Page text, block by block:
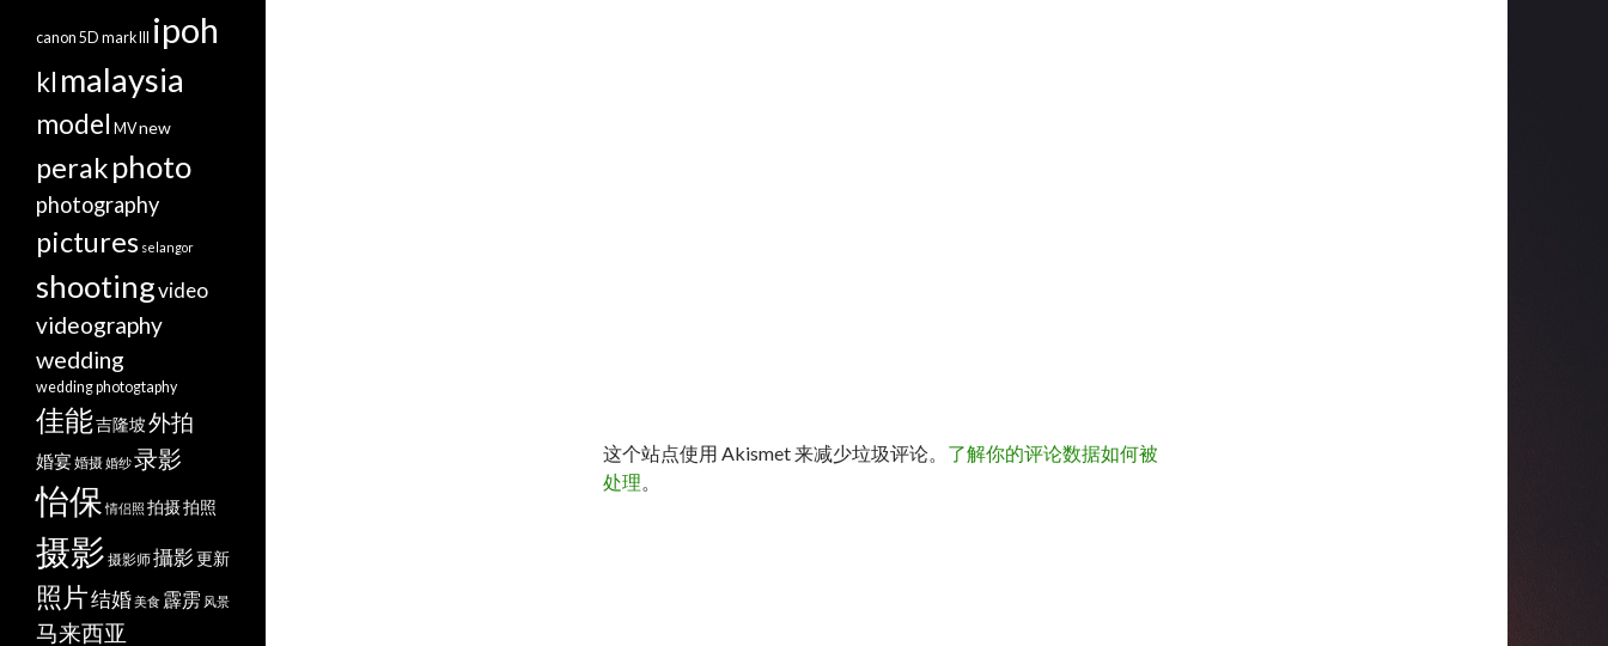
这个站点使用 Akismet 来减少垃圾评论。 了解你的评论数据如何被
处理。
canon 5D mark III ipoh
kl malaysia
model MVnew
perakphoto
photography
pictures selangor
shootingvideo
videography
wedding
wedding photogtaphy
佳能吉隆坡外拍
婚宴婚摄婚纱录影
怡保 情侣照 拍摄拍照
摄影 摄影师攝影更新
照片结婚美食 霹雳 风景
马来西亚